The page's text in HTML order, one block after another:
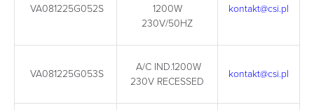
VA081225G052S
1200W
230V/50HZ
kontakt@csi.pl
VA081225G053S
A/C IND.1200W
230V RECESSED
kontakt@csi.pl